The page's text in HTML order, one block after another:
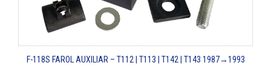
F-118S FAROL AUXILIAR – T112 | T113 | T142 | T143 1987→1993